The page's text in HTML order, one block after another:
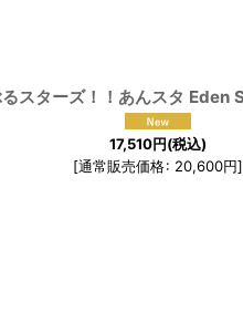
17,510円(税込)
[通常販売価格: 20,600円]